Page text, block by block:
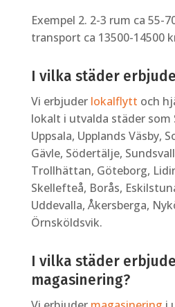
Exempel 2. 2-3 rum ca 55-
transport ca 13500-14500
I vilka städer
Vi erbjuder lokalflytt och
lokalt i utvalda städer som
Uppsala, Upplands Väsby,
Gävle, Södertälje,
Trollhättan, Göteborg,
Skellefteå, Borås,
Uddevalla, Åkersberga,
Örnsköldsvik.
I vilka städer
magasinering?